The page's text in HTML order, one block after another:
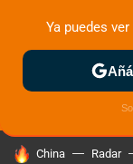
ZONA DE PRUEBAS
HOY SE HABLA DE
China Radar
Ya puedes